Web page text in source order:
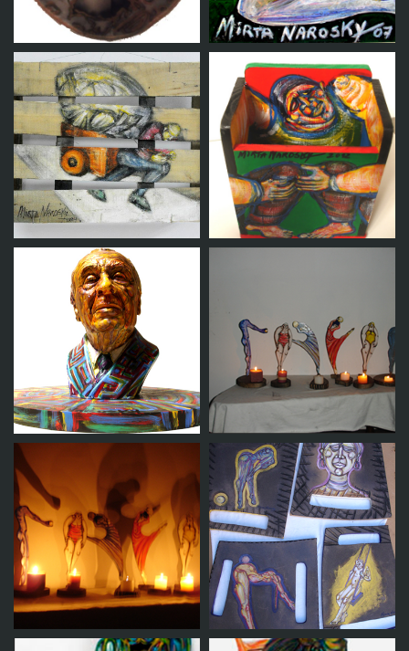
Silla intervenida Plato intervenido
Kipa Placa de auto
Cajón intervenido Caja de cubiertos
Borges Objeto 10